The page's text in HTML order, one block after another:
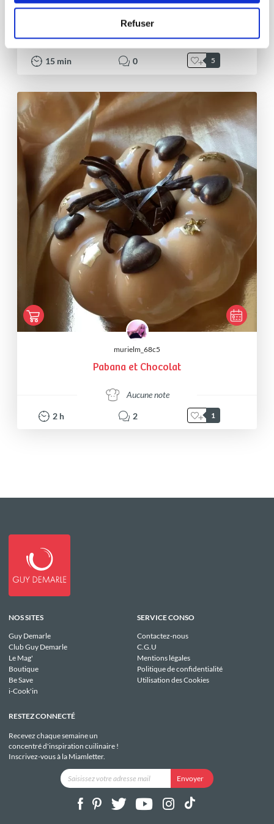
Refuser
Bûche glacé gianduja
Correct
15 min 0 5
murielm_68c5
Pabana et Chocolat
Aucune note
2 h 2 1
NOS SITES
Guy Demarle
Club Guy Demarle
Le Mag'
Boutique
Be Save
i-Cook'in
SERVICE CONSO
Contactez-nous
C.G.U
Mentions légales
Politique de confidentialité
Utilisation des Cookies
RESTEZ CONNECTÉ
Recevez chaque semaine un
concentré d'inspiration cuilinaire !
Inscrivez-vous à la Miamletter.